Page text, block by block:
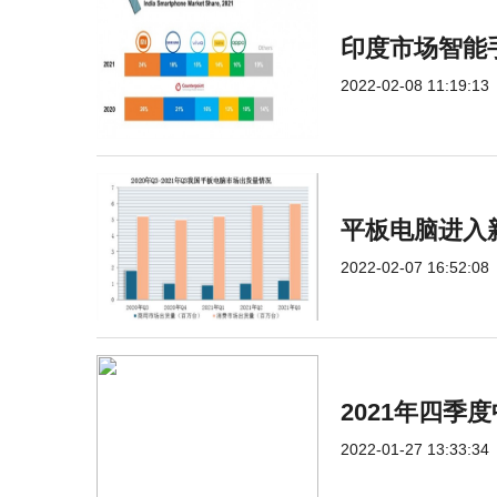
印度市场智
2022-02-08 11:19:13
平板电脑进入
2022-02-07 16:52:08
2021年四季
2022-01-27 13:33:34